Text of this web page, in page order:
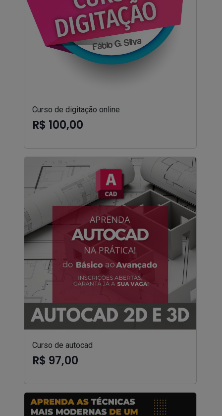
Curso de digitação online
R$ 100,00
Curso de autocad
R$ 97,00